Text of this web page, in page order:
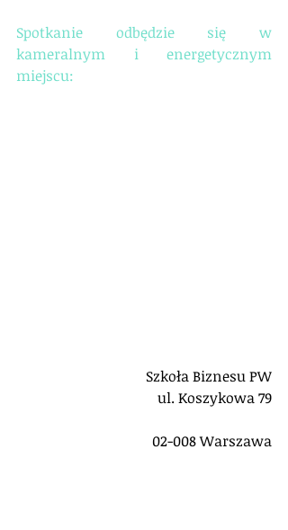
Spotkanie odbędzie się w
kameralnym i energetycznym
miejscu:
Szkoła Biznesu PW
ul. Koszykowa 79
02-008 Warszawa